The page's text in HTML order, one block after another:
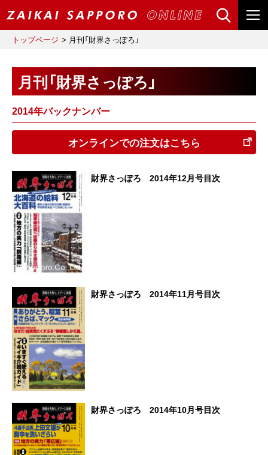
トップページ 月刊「財界さっぽろ」
月刊「財界さっぽろ」
2014年バックナンバー
オンラインでの注文はこちら
財界さっぽろ 2014年12月号目次
財界さっぽろ 2014年11月号目次
財界さっぽろ 2014年10月号目次